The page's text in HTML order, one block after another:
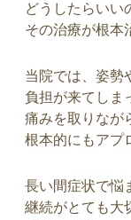
どうしたらいい
その治療が根本
当院では、姿勢
負担が来てしま
痛みを取りなが
根本的にもアプ
長い間症状で悩
継続がとても大